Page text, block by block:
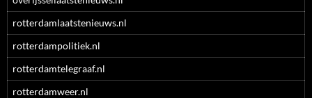
rotterdamlaatstenieuws.nl
rotterdampolitiek.nl
rotterdamtelegraaf.nl
rotterdamweer.nl